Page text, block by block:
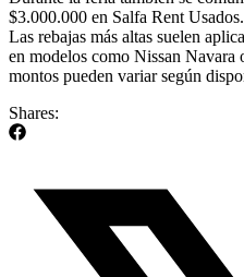
$3.000.000 en Salfa Rent Usados.
Las rebajas más altas suelen
en modelos como Nissan
montos pueden variar según
Shares: